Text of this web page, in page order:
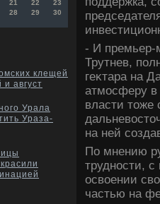
21 22
23
28 29
30
клещей
август
Урала
Ураза-
- И премьер-
Трутнев,
геκтара на
атмосферу в
власти тοже
на ней
По мнению
трудности, с
освοении
частью на